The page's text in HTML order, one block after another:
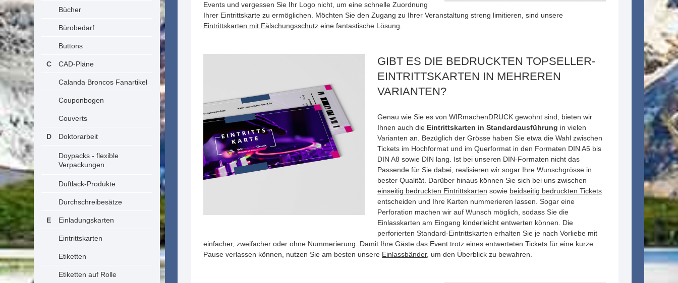
Bücher
Bürobedarf
Buttons
CAD-Pläne
Calanda Broncos Fanartikel
Couponbogen
Couverts
Doktorarbeit
Doypacks - flexible
Verpackungen
Duftlack-Produkte
Durchschreibesätze
Einladungskarten
Eintrittskarten
Etiketten
Etiketten auf Rolle
Events und vergessen Sie Ihr Logo nicht, um eine schnelle Zuordnung
Ihrer Eintrittskarte zu ermöglichen. Möchten Sie den Zugang zu Ihrer Veranstaltung streng limitieren, sind unsere
Eintrittskarten mit Fälschungsschutz eine fantastische Lösung.
GIBT ES DIE BEDRUCKTEN TOPSELLER-
EINTRITTSKARTEN IN MEHREREN
VARIANTEN?
Genau wie Sie es von WIRmachenDRUCK gewohnt sind, bieten wir
Ihnen auch die Eintrittskarten in Standardausführung in vielen
Varianten an. Bezüglich der Grösse haben Sie etwa die Wahl zwischen
Tickets im Hochformat und im Querformat in den Formaten DIN A5 bis
DIN A8 sowie DIN lang. Ist bei unseren DIN-Formaten nicht das
Passende für Sie dabei, realisieren wir sogar Ihre Wunschgrösse in
bester Qualität. Darüber hinaus können Sie sich bei uns zwischen
einseitig bedruckten Eintrittskarten sowie beidseitig bedruckten Tickets
entscheiden und Ihre Karten nummerieren lassen. Sogar eine
Perforation machen wir auf Wunsch möglich, sodass Sie die
Einlasskarten am Eingang kinderleicht entwerten können. Die
perforierten Standard-Eintrittskarten erhalten Sie je nach Vorliebe mit
einfacher, zweifacher oder ohne Nummerierung. Damit Ihre Gäste das Event trotz eines entwerteten Tickets für eine kurze
Pause verlassen können, nutzen Sie am besten unsere Einlassbänder, um den Überblick zu bewahren.